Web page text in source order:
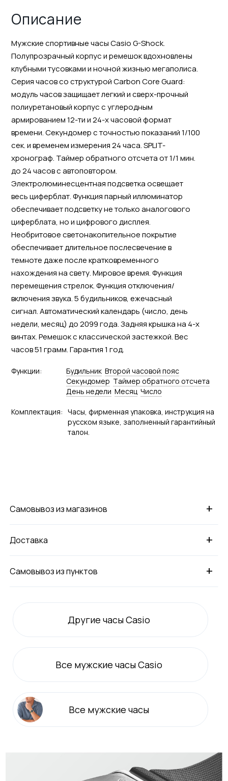
Описание
Мужские спортивные часы Casio G-Shock.
Полупрозрачный корпус и ремешок вдохновлены
клубными тусовками и ночной жизнью мегаполиса.
Серия часов со структурой Carbon Core Guard:
модуль часов защищает легкий и сверх-прочный
полиуретановый корпус с углеродным
армированием 12-ти и 24-х часовой формат
времени. Секундомер с точностью показаний 1/100
сек. и временем измерения 24 часа. SPLIT-
хронограф. Таймер обратного отсчета от 1/1 мин.
до 24 часов с автоповтором.
Электролюминесцентная подсветка освещает
весь циферблат. Функция парный иллюминатор
обеспечивает подсветку не только аналогового
циферблата, но и цифрового дисплея.
Необритовое светонакопительное покрытие
обеспечивает длительное послесвечение в
темноте даже после кратковременного
нахождения на свету. Мировое время. Функция
перемещения стрелок. Функция отключения/
включения звука. 5 будильников, ежечасный
сигнал. Автоматический календарь (число, день
недели, месяц) до 2099 года. Задняя крышка на 4-х
винтах. Ремешок с классической застежкой. Вес
часов 51 грамм. Гарантия 1 год.
Функции: Будильник Второй часовой пояс
Секундомер Tаймер обратного отсчета
День недели Месяц Число
Комплектация: Часы, фирменная упаковка, инструкция на
русском языке, заполненный гарантийный
талон.
+
Самовывоз из магазинов
+
Доставка
+
Самовывоз из пунктов
Другие часы Casio
Все мужские часы Casio
Все мужские часы